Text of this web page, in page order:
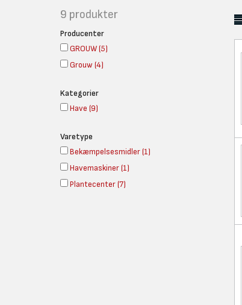
9 produkter
Producenter
GROUW(5)
Grouw (4)
Kategorier
Have (9)
Varetype
Bekæmpelsesmidler(1)
Havemaskiner(1)
Plantecenter(7)